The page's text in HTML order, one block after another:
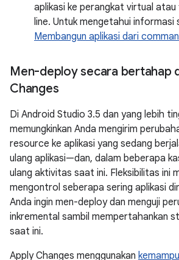
aplikasi ke perangkat virtual atau
line. Untuk mengetahui informasi
Membangun aplikasi dari
Men-deploy secara bertahap
Changes
Di Android Studio 3.5 dan yang lebih
memungkinkan Anda mengirim
resource ke aplikasi yang sedang
ulang aplikasi—dan, dalam beberapa
ulang aktivitas saat ini. Fleksibilitas ini
mengontrol seberapa sering aplikasi
Anda ingin men-deploy dan menguji
inkremental sambil mempertahankan
saat ini.
Apply Changes menggunakan